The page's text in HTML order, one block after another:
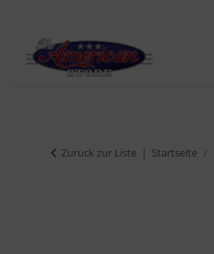
Zurück zur Liste Startseite